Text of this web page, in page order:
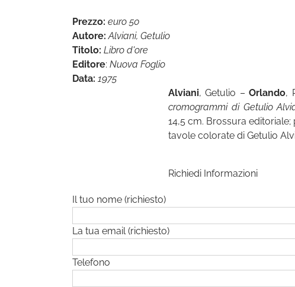
Prezzo: euro 50
Autore: Alviani, Getulio
Titolo: Libro d'ore
Editore: Nuova Foglio
Data: 1975
Alviani, Getulio –Orlando,
cromogrammi di Getulio
14,5 cm. Brossura
tavole colorate di Getulio
Richiedi Informazioni
Il tuo nome (richiesto)
La tua email (richiesto)
Telefono